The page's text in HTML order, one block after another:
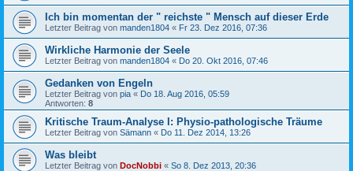
Ich bin momentan der " reichste " Mensch auf dieser Erde
Letzter Beitrag von manden1804 « Fr 23. Dez 2016, 07:36
Wirkliche Harmonie der Seele
Letzter Beitrag von manden1804 « Do 20. Okt 2016, 07:46
Gedanken von Engeln
Letzter Beitrag von pia « Do 18. Aug 2016, 05:59
Antworten: 8
Kritische Traum-Analyse I: Physio-pathologische Träume
Letzter Beitrag von Sämann « Do 11. Dez 2014, 13:26
Was bleibt
Letzter Beitrag von DocNobbi « So 8. Dez 2013, 20:36